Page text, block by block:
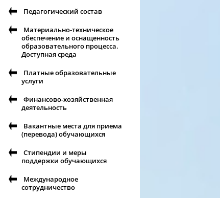
Педагогический состав
Материально-техническое
обеспечение и оснащенность
образовательного процесса.
Доступная среда
Платные образовательные
услуги
Финансово-хозяйственная
деятельность
Вакантные места для приема
(перевода) обучающихся
Стипендии и меры
поддержки обучающихся
Международное
сотрудничество